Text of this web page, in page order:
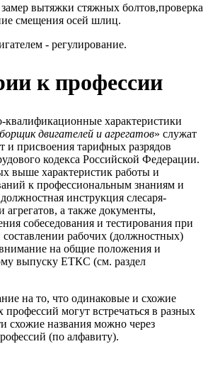
вытяжки стяжных болтов,проверка
смещения осей шлиц.
- регулирование.
к профессии
характеристики
двигателей и агрегатов» служат
и присвоения тарифных разрядов
кодекса Российской Федерации.
выше характеристик работы и
к профессиональным знаниям и
инструкция слесаря-
агрегатов, а также документы,
собеседования и тестирования при
рабочих (должностных)
на общие положения и
выпуску ЕТКС (см. раздел
на то, что одинаковые и схожие
могут встречаться в разных
названия можно через
(по алфавиту).